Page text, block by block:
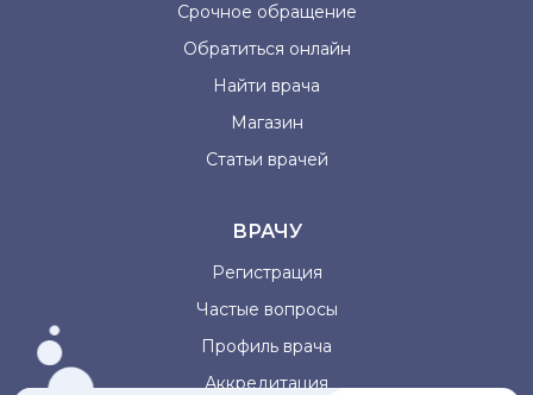
Срочное обращение
Обратиться онлайн
Найти врача
Магазин
Статьи врачей
ВРАЧУ
Регистрация
Частые вопросы
Профиль врача
Аккредитация